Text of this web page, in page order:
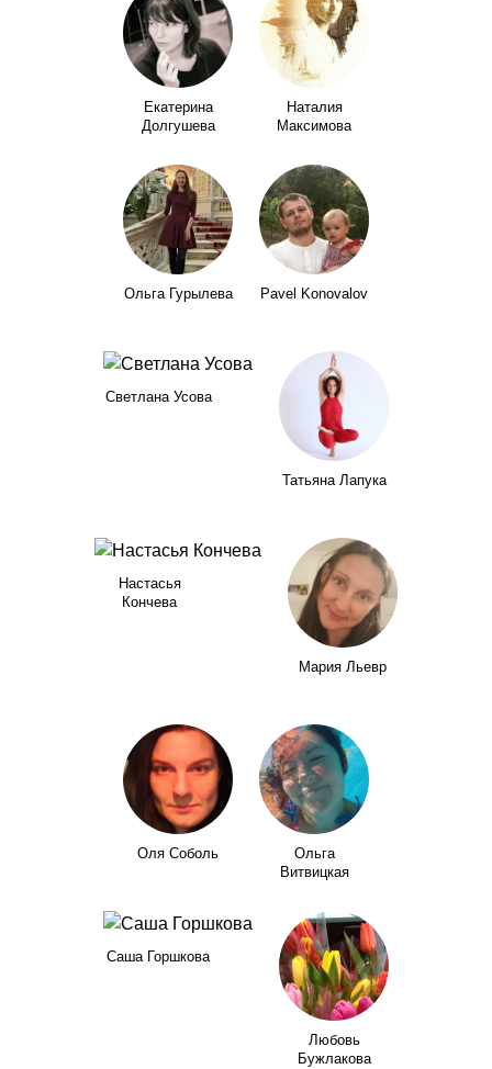
Екатерина
Долгушева
Наталия
Максимова
Ольга Гурылева Pavel Konovalov
Светлана Усова
Татьяна Лапука
Настасья
Кончева
Мария Льевр
Оля Соболь
Ольга
Витвицкая
Саша Горшкова
Любовь
Бужлакова